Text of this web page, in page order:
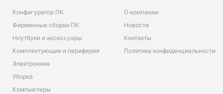
Конфигуратор ПК
Фирменные сборки ПК
Ноутбуки и аксессуары
Комплектующие и периферия
Электроника
Уборка
Компьютеры
О компании
Новости
Контакты
Политика конфиденциальности